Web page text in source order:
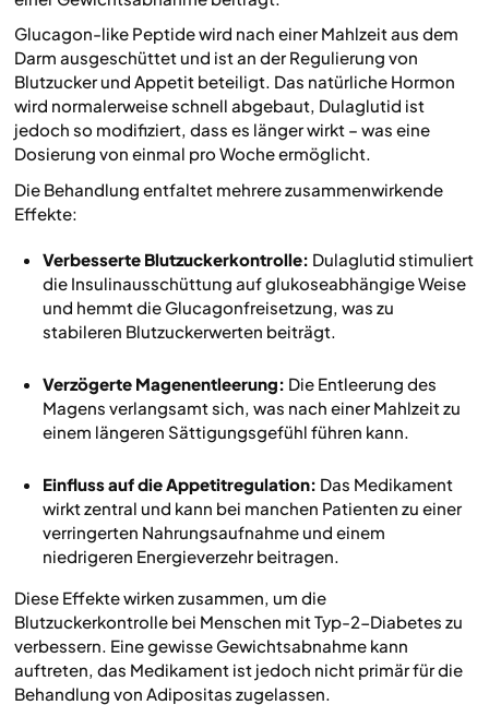
Glucagon-like Peptide wird nach einer Mahlzeit aus dem
Darm ausgeschüttet und ist an der Regulierung von
Blutzucker und Appetit beteiligt. Das natürliche Hormon
wird normalerweise schnell abgebaut, Dulaglutid ist
jedoch so modifiziert, dass es länger wirkt – was eine
Dosierung von einmal pro Woche ermöglicht.
Die Behandlung entfaltet mehrere zusammenwirkende
Effekte:
Verbesserte Blutzuckerkontrolle: Dulaglutid stimuliert
die Insulinausschüttung auf glukoseabhängige Weise
und hemmt die Glucagonfreisetzung, was zu
stabileren Blutzuckerwerten beiträgt.
Verzögerte Magenentleerung: Die Entleerung des
Magens verlangsamt sich, was nach einer Mahlzeit zu
einem längeren Sättigungsgefühl führen kann.
Einfluss auf die Appetitregulation: Das Medikament
wirkt zentral und kann bei manchen Patienten zu einer
verringerten Nahrungsaufnahme und einem
niedrigeren Energieverzehr beitragen.
Diese Effekte wirken zusammen, um die
Blutzuckerkontrolle bei Menschen mit Typ-2-Diabetes zu
verbessern. Eine gewisse Gewichtsabnahme kann
auftreten, das Medikament ist jedoch nicht primär für die
Behandlung von Adipositas zugelassen.